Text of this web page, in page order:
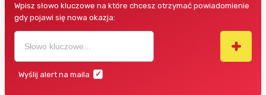
Wpisz słowo kluczowe na które chcesz otrzymać powiadomienie
gdy pojawi się nowa okazja:
Wyślij alert na maila